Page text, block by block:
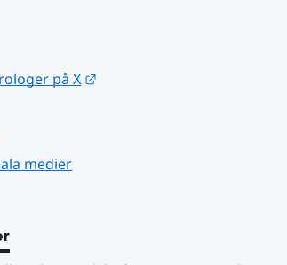
på X
medier